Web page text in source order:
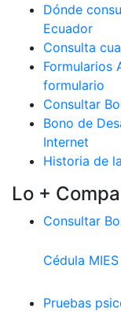
Dónde
Ecuador
Consulta
Formularios
formulario
Consultar
Bono de
Internet
Historia de
Lo +
Consultar
Cédula
Pruebas